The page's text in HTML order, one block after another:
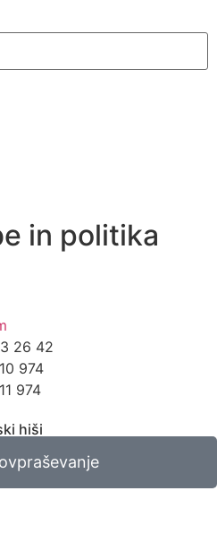
in politika
26 42
974
974
hiši